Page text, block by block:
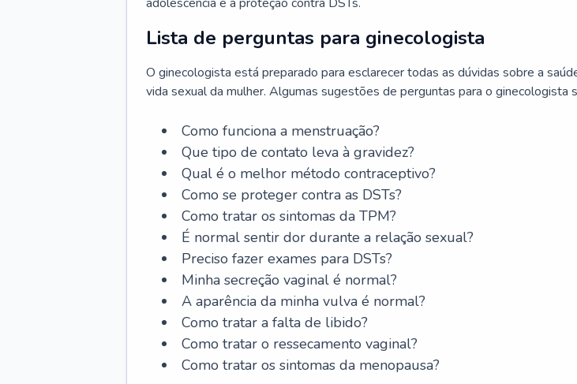
Lista de perguntas para ginecologista
O ginecologista está preparado para esclarecer todas as dúvidas sobre a
vida sexual da mulher. Algumas sugestões de perguntas para o ginecologista
Como funciona a menstruação?
Que tipo de contato leva à gravidez?
Qual é o melhor método contraceptivo?
Como se proteger contra as DSTs?
Como tratar os sintomas da TPM?
É normal sentir dor durante a relação sexual?
Preciso fazer exames para DSTs?
Minha secreção vaginal é normal?
A aparência da minha vulva é normal?
Como tratar a falta de libido?
Como tratar o ressecamento vaginal?
Como tratar os sintomas da menopausa?